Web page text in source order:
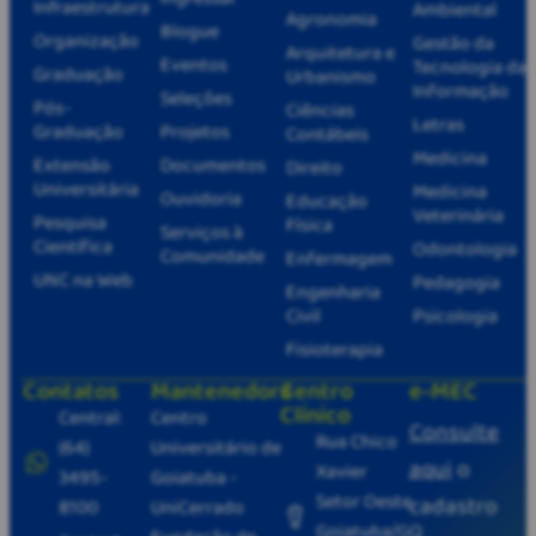
Infraestrutura
Organização
Graduação
Pós-
Graduação
Extensão
Universitária
Pesquisa
Científica
UNC na Web
Blogue
Eventos
Seleções
Projetos
Documentos
Ouvidoria
Serviços à
Comunidade
Agronomia
Arquitetura e
Urbanismo
Ciências
Contábeis
Direito
Educação
Física
Enfermagem
Engenharia
Civil
Fisioterapia
Ambiental
Gestão da
Tecnologia da
Informação
Letras
Medicina
Medicina
Veterinária
Odontologia
Pedagogia
Psicologia
Contatos
Central:
(64)
3495-
8100
Mantenedora
Centro
Universitário de
Goiatuba -
UniCerrado
Centro
Clínico
Rua Chico
Xavier
Setor Oeste
e-MEC
Consulte
aquio
cadastro